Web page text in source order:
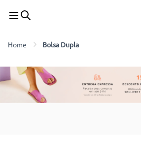
Bolsa Dupla